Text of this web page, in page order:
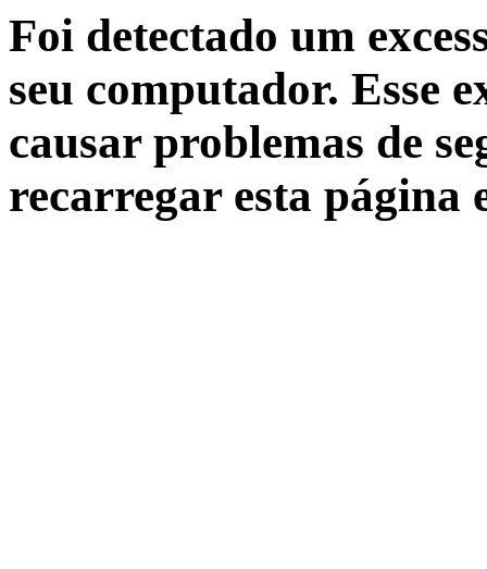
Foi detectado um
seu computador. Esse
causar problemas de
recarregar esta página